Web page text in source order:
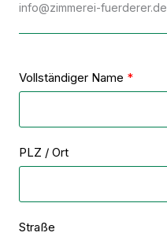
info@zimmerei-fuerderer.de
Vollständiger Name
PLZ / Ort
Straße